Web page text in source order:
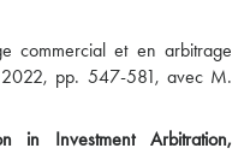
commercial et en arbitrage
pp. 547-581, avec M.
in Investment Arbitration,